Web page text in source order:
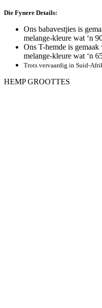
Die Fynere Details:
Ons babavestjies is
melange-kleure wat ‘n
Ons T-hemde is
melange-kleure wat ‘n
Trots vervaardig in Suid-
HEMP GROOTTES